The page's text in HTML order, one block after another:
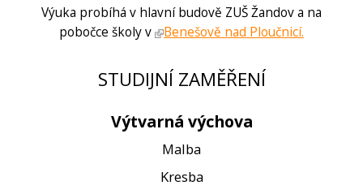
Výuka probíhá v hlavní budově ZUŠ Žandov a na
pobočce školy v
Benešově nad Ploučnicí.
STUDIJNÍ ZAMĚŘENÍ
Výtvarná výchova
Malba
Kresba